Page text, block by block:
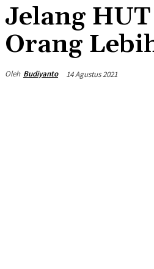
Jelang
Orang
Oleh Budiyanto 14 Agustus 2021